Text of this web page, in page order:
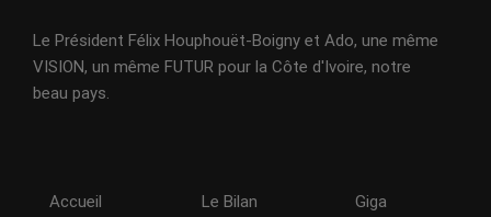
Le Président Félix Houphouët-Boigny et Ado, une même
VISION, un même FUTUR pour la Côte d'Ivoire, notre
beau pays.
Accueil
Le Bilan
Giga